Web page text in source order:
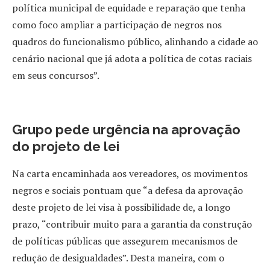
política municipal de equidade e reparação que tenha
como foco ampliar a participação de negros nos
quadros do funcionalismo público, alinhando a cidade ao
cenário nacional que já adota a política de cotas raciais
em seus concursos”.
Grupo pede urgência na aprovação
do projeto de lei
Na carta encaminhada aos vereadores, os movimentos
negros e sociais pontuam que “a defesa da aprovação
deste projeto de lei visa à possibilidade de, a longo
prazo, “contribuir muito para a garantia da construção
de políticas públicas que assegurem mecanismos de
redução de desigualdades”. Desta maneira, com o